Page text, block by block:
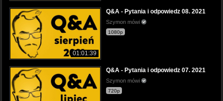
01:01:39
Q&A - Pytania i odpowiedz 08. 2021
Szymon mówi
1080p
Q&A - Pytania i odpowiedz 07. 2021
Szymon mówi
720p